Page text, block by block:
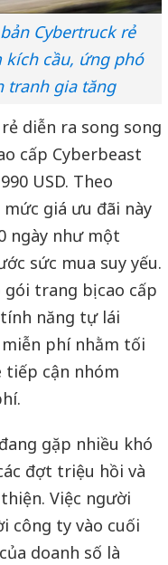
Cybertruck rẻ
cầu, ứng phó
tranh gia tăng
diễn ra song song
cấp Cyberbeast
USD. Theo
giá ưu đãi này
ngày như một
sức mua suy yếu.
trang bị cao cấp
năng tự lái
miễn phí nhằm tối
tiếp cận nhóm
gặp nhiều khó
đợt triệu hồi và
Việc người
công ty vào cuối
doanh số là